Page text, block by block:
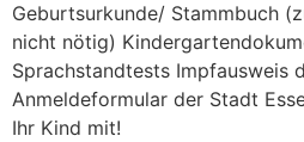
Geburtsurkunde/ Stammbuch
nicht nötig)
Sprachstandtests Impfausweis
Anmeldeformular der Stadt
Ihr Kind mit!